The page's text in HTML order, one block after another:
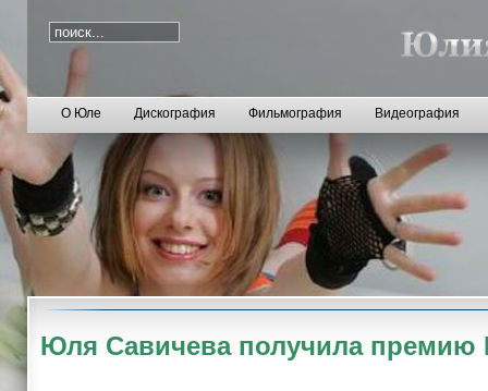
О Юле Дискография Фильмография Видеография
Юля Савичева получила премию